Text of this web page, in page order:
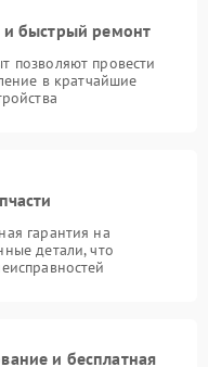
и быстрый ремонт
позволяют провести
в кратчайшие
гарантия на
детали, что
и бесплатная